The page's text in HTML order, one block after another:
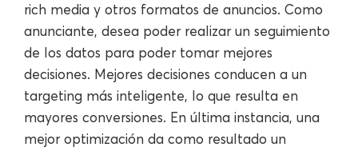
rich media y otros formatos de anuncios. Como
anunciante, desea poder realizar un seguimiento
de los datos para poder tomar mejores
decisiones. Mejores decisiones conducen a un
targeting más inteligente, lo que resulta en
mayores conversiones. En última instancia, una
mejor optimización da como resultado un